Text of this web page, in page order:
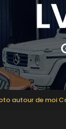
autour de moi